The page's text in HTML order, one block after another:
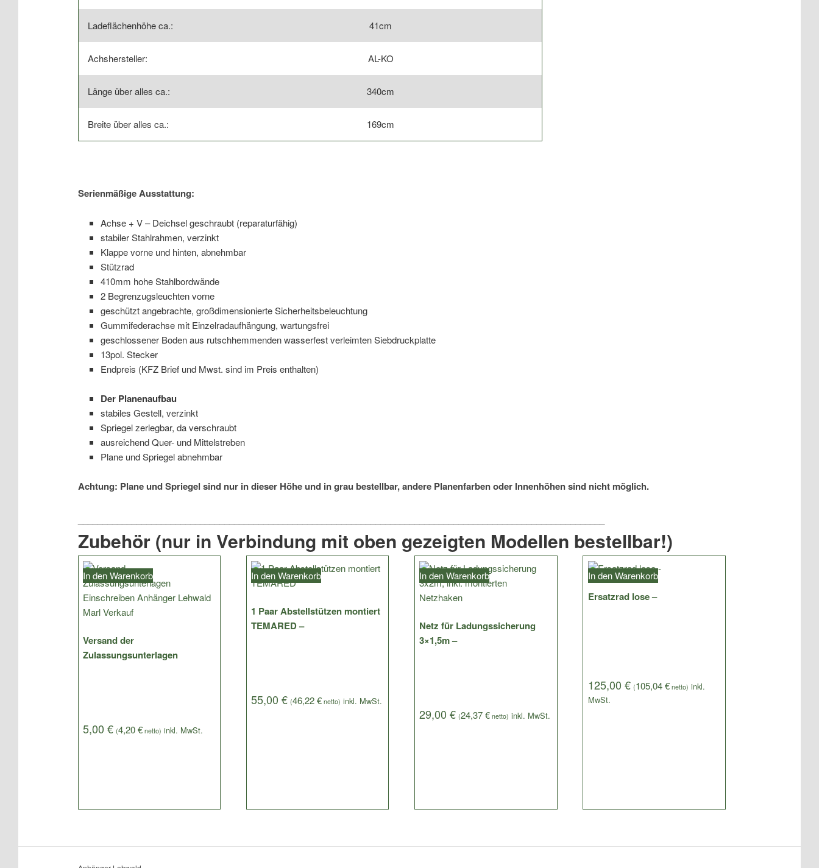
Ladeflächenhöhe ca.: 41cm
Achshersteller: AL-KO
Länge über alles ca.: 340cm
Breite über alles ca.: 169cm
Serienmäßige Ausstattung:
Achse + V – Deichsel geschraubt (reparaturfähig)
stabiler Stahlrahmen, verzinkt
Klappe vorne und hinten, abnehmbar
Stützrad
410mm hohe Stahlbordwände
2 Begrenzugsleuchten vorne
geschützt angebrachte, großdimensionierte Sicherheitsbeleuchtung
Gummifederachse mit Einzelradaufhängung, wartungsfrei
geschlossener Boden aus rutschhemmenden wasserfest verleimten Siebdruckplatte
13pol. Stecker
Endpreis (KFZ Brief und Mwst. sind im Preis enthalten)
Der Planenaufbau
stabiles Gestell, verzinkt
Spriegel zerlegbar, da verschraubt
ausreichend Quer- und Mittelstreben
Plane und Spriegel abnehmbar
Achtung: Plane und Spriegel sind nur in dieser Höhe und in grau bestellbar, andere Planenfarben oder Innenhöhen sind nicht möglich.
Zubehör (nur in Verbindung mit oben gezeigten Modellen bestellbar!)
Versand der
Zulassungsunterlagen
5,00€ (4,20€ netto)
In den Warenkorb
1 Paar Abstellstützen montiert
TEMARED –
55,00€ (46,22€ netto)
In den Warenkorb
Netz für Ladungssicherung
3×1,5m –
29,00€ (24,37€ netto)
In den Warenkorb
Ersatzrad lose –
125,00 € (105,04€netto)
In den Warenkorb